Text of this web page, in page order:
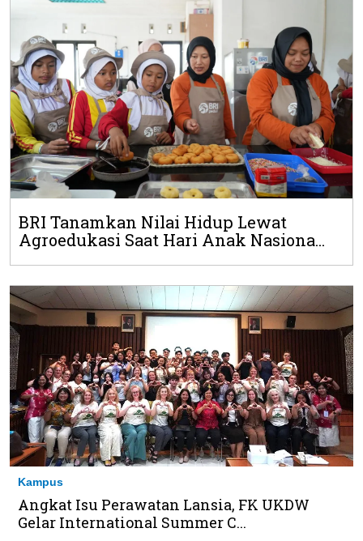
BRI Tanamkan Nilai Hidup Lewat
Agroedukasi Saat Hari Anak Nasiona...
Kampus
Angkat Isu Perawatan Lansia, FK UKDW
Gelar International Summer C...